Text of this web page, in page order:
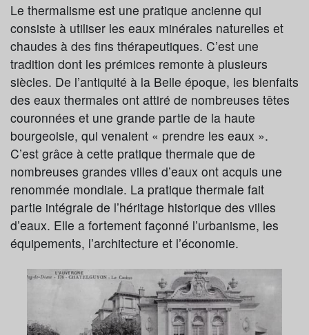
Article publié par Laura Dupuy le 07/09/2023
et mis à jour le 31/08/2023
Activité extra cure
Demander une documentation
Le thermalisme est une pratique ancienne qui
consiste à utiliser les eaux minérales naturelles et
chaudes à des fins thérapeutiques. C’est une
tradition dont les prémices remonte à plusieurs
siècles. De l’antiquité à la Belle époque, les bienfaits
des eaux thermales ont attiré de nombreuses têtes
couronnées et une grande partie de la haute
bourgeoisie, qui venaient « prendre les eaux ».
C’est grâce à cette pratique thermale que de
nombreuses grandes villes d’eaux ont acquis une
renommée mondiale. La pratique thermale fait
partie intégrale de l’héritage historique des villes
d’eaux. Elle a fortement façonné l’urbanisme, les
équipements, l’architecture et l’économie.